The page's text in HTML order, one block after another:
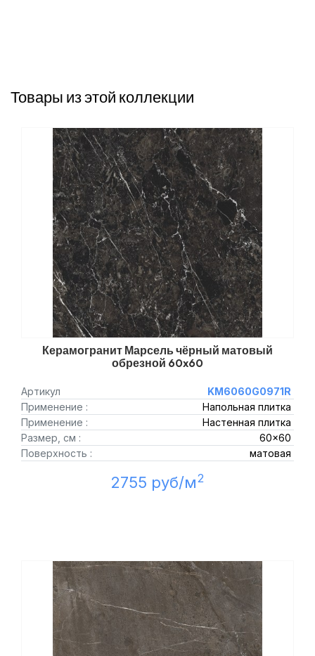
Товары из этой коллекции
Керамогранит Марсель чёрный матовый
обрезной 60x60
Артикул
KM6060G0971R
Применение :
Напольная плитка
Применение :
Настенная плитка
Размер, см :
60x60
Поверхность :
матовая
2755 руб/м2